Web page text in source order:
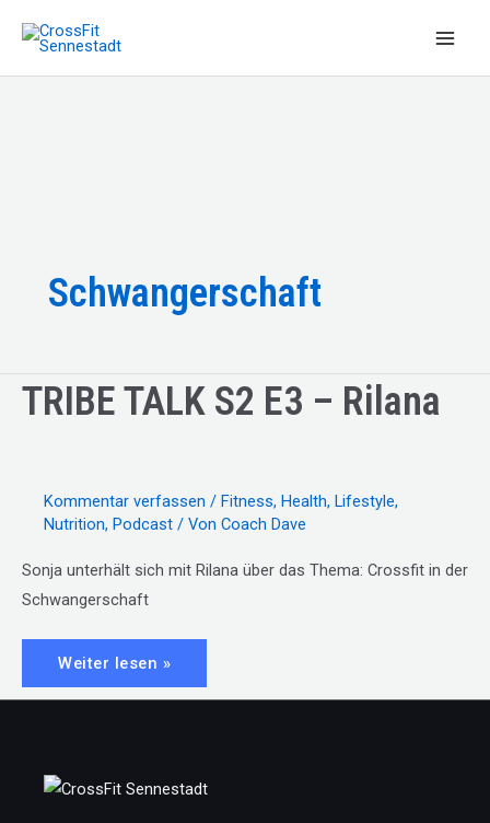
Inhalt
springen
Schwangerschaft
TRIBE TALK S2 E3 – Rilana
Kommentar verfassen / Fitness, Health, Lifestyle,
Nutrition, Podcast / Von Coach Dave
Sonja unterhält sich mit Rilana über das Thema: Crossfit in der
Schwangerschaft
TRIBE
S2
Weiter lesen »